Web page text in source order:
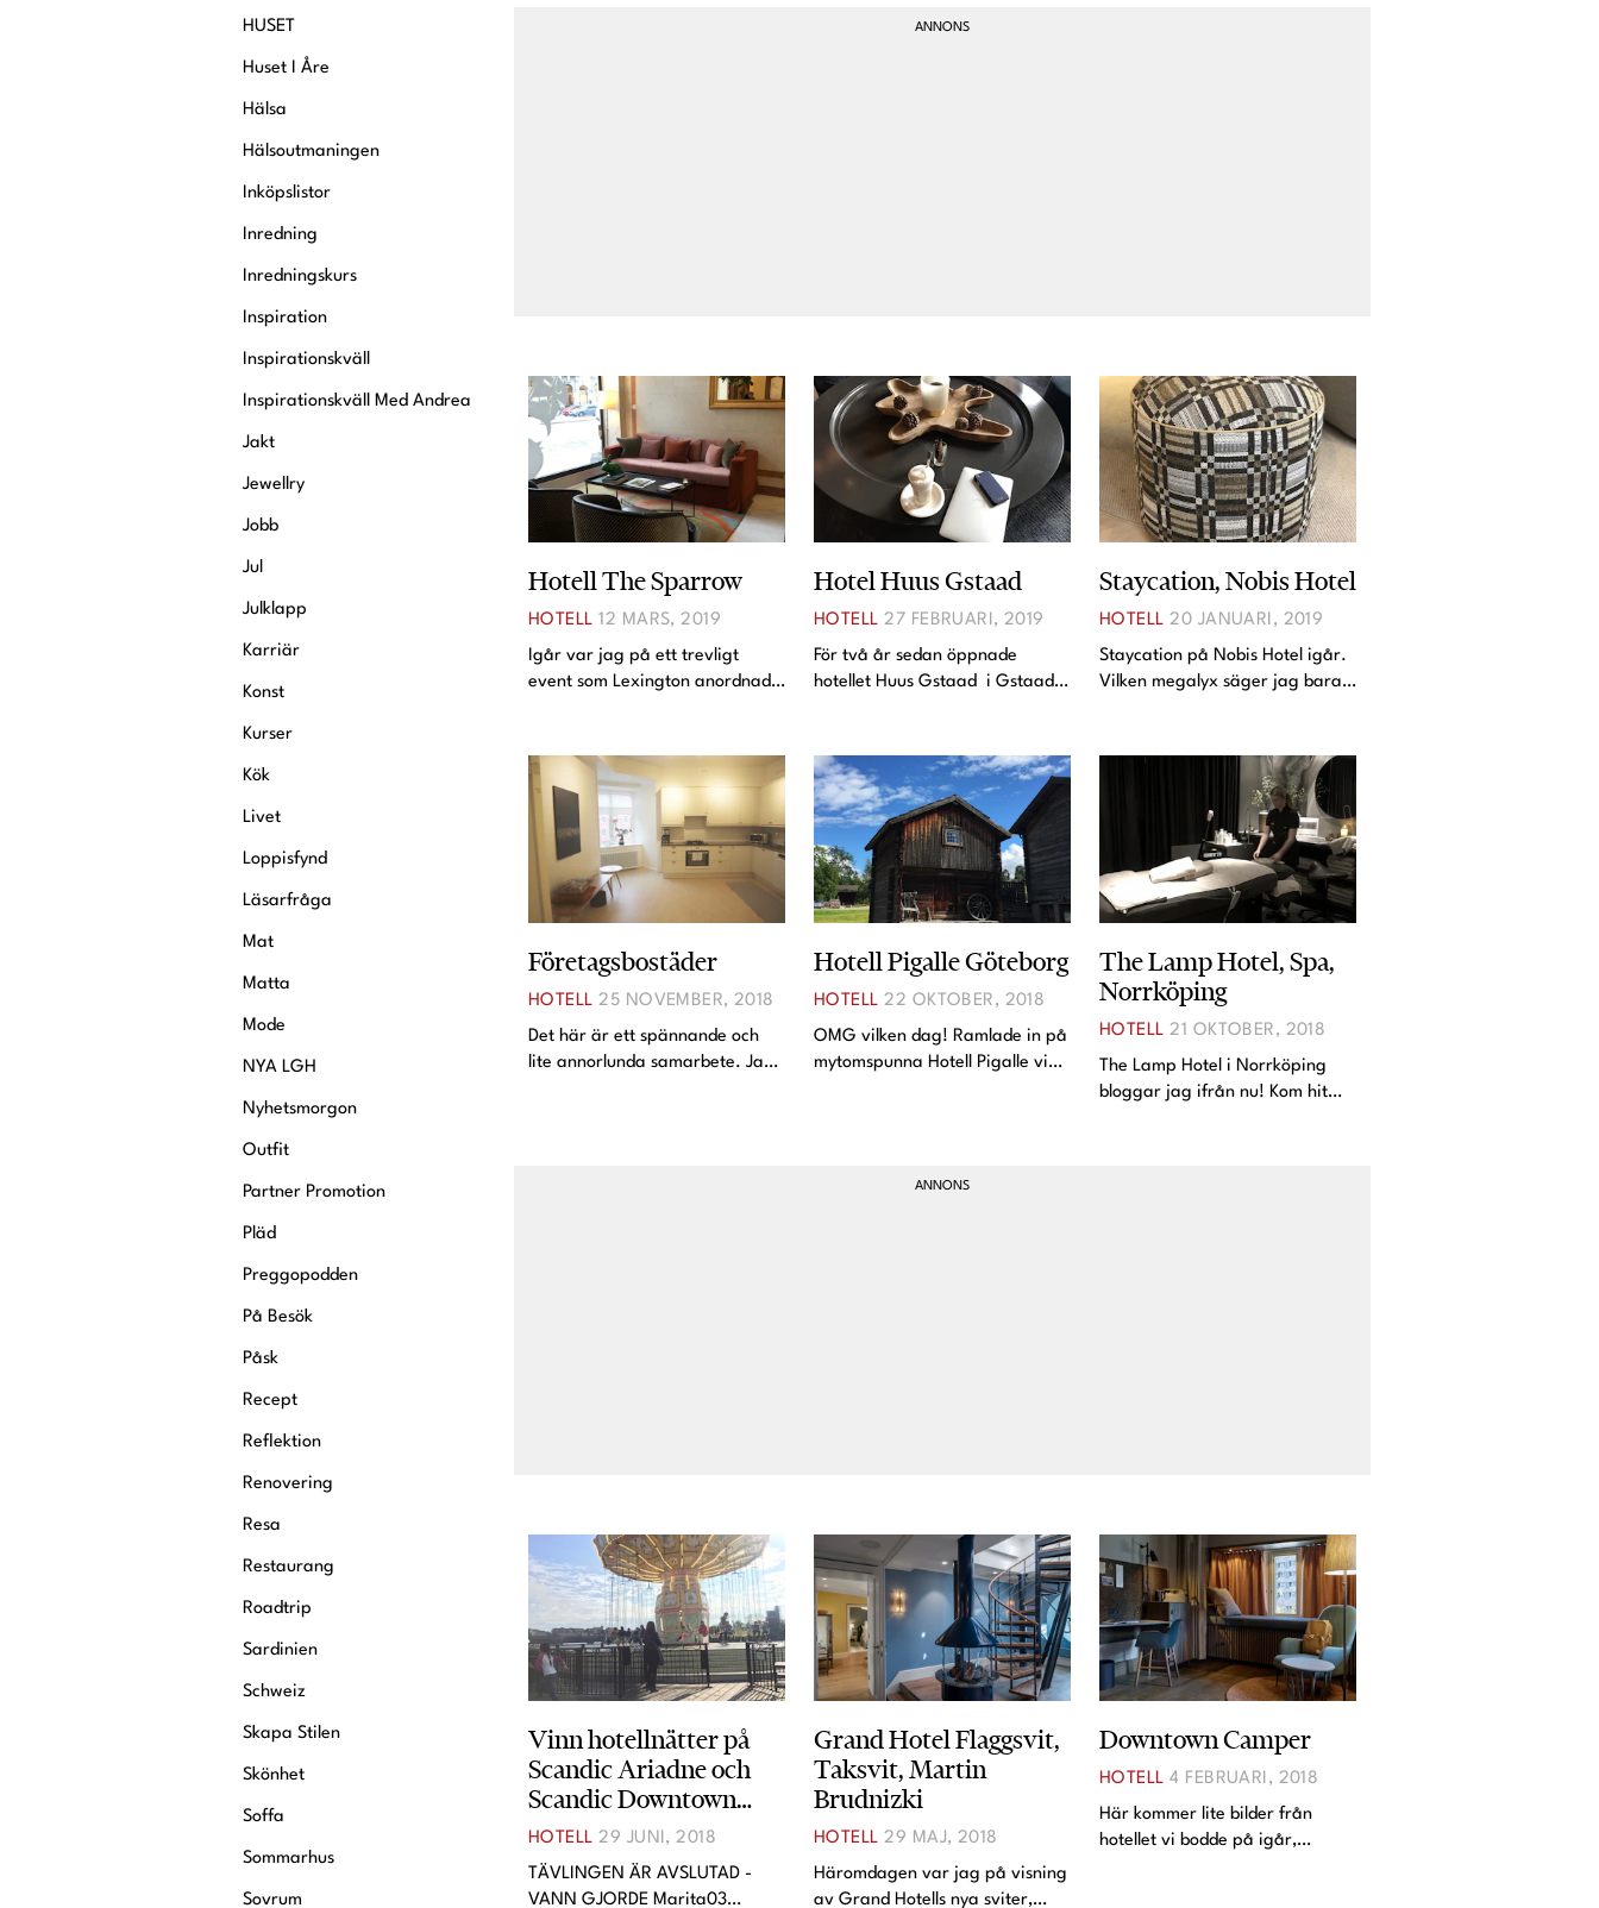
HUSET
Huset I Åre
Hälsa
Hälsoutmaningen
Inköpslistor
Inredning
Inredningskurs
Inspiration
Inspirationskväll
Inspirationskväll Med Andrea
Jakt
Jewellry
Jobb
Jul
Julklapp
Karriär
Konst
Kurser
Kök
Livet
Loppisfynd
Läsarfråga
Mat
Matta
Mode
NYA LGH
Nyhetsmorgon
Outfit
Partner Promotion
Pläd
Preggopodden
På Besök
Påsk
Recept
Reflektion
Renovering
Resa
Restaurang
Roadtrip
Sardinien
Schweiz
Skapa Stilen
Skönhet
Soffa
Sommarhus
Sovrum
Hotell The Sparrow
HOTELL 12 MARS, 2019
Igår var jag på ett trevligt
event som Lexington anordnade
inte här på bloggen för
tranparensens skull). De hade
"tagit över" nyöppnade hotellet
The
Hotel Huus Gstaad
HOTELL 27 FEBRUARI, 2019
För två år sedan öppnade
hotellet Huus Gstaad i Gstaad.
också, då i skepnad
"Steigenberger" och inte på
långa vägar så tjusigt som nu.
Staycation, Nobis Hotel
HOTELL 20 JANUARI, 2019
Staycation på Nobis Hotel igår.
Vilken megalyx säger jag bara.
och en hel natts sömn båda två.
Jag var så slut efter den här
Företagsbostäder
HOTELL 25 NOVEMBER, 2018
Det här är ett spännande och
lite annorlunda samarbete. Jag
Hotell Pigalle Göteborg
HOTELL 22 OKTOBER, 2018
OMG vilken dag! Ramlade in på
mytomspunna Hotell Pigalle vid
The Lamp Hotel, Spa,
Norrköping
HOTELL 21 OKTOBER, 2018
The Lamp Hotel i Norrköping
bloggar jag ifrån nu! Kom hit
Vinn hotellnätter på
Scandic Ariadne och
Scandic Downtown
Camper!
HOTELL 29 JUNI, 2018
TÄVLINGEN ÄR AVSLUTAD -
VANN GJORDE Marita03
Grand Hotel Flaggsvit,
Taksvit, Martin
Brudnizki
HOTELL 29 MAJ, 2018
Häromdagen var jag på visning
av Grand Hotells nya sviter,
Downtown Camper
HOTELL 4 FEBRUARI, 2018
Här kommer lite bilder från
hotellet vi bodde på igår,